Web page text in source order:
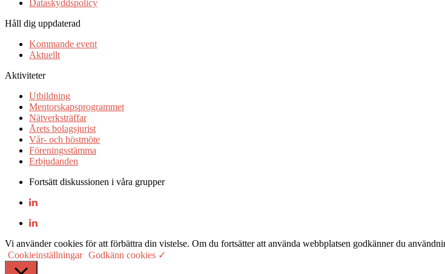
Dataskyddspolicy
Håll dig uppdaterad
Kommande event
Aktuellt
Aktiviteter
Utbildning
Mentorskapsprogrammet
Nätverksträffar
Årets bolagsjurist
Vår- och höstmöte
Föreningsstämma
Erbjudanden
Fortsätt diskussionen i våra grupper
Vi använder cookies för att förbättra din vistelse. Om du fortsätter att använda webbplatsen godkänner du
Cookieinställningar Godkänn cookies ✓